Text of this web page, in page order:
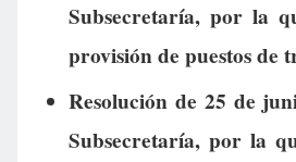
Subsecretaría, por la
provisión de puestos de
Resolución de 25 de
Subsecretaría, por la